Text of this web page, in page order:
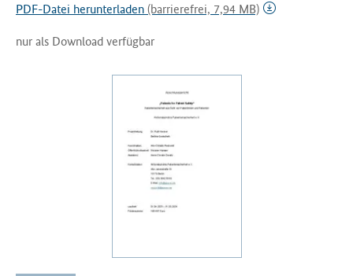
PDF-Datei herunterladen (barrierefrei, 7,94 MB)
nur als Download verfügbar